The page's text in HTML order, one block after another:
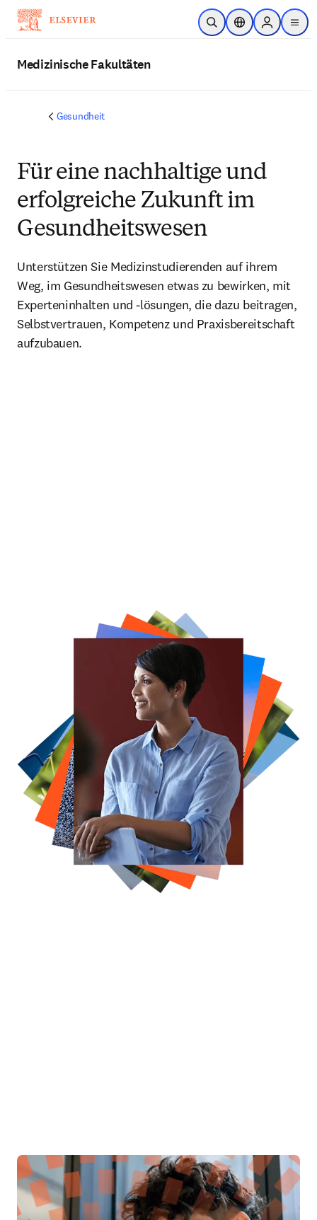
Zum Hauptinhalt wechseln
Suche öffnenStandortauswahl
Sign in to
menu
Medizinische Fakultäten
Gesundheit
Für eine nachhaltige und
erfolgreiche Zukunft im
Gesundheitswesen
Unterstützen Sie Medizinstudierenden auf ihrem
Weg, im Gesundheitswesen etwas zu bewirken, mit
Experteninhalten und -lösungen, die dazu beitragen,
Selbstvertrauen, Kompetenz und Praxisbereitschaft
aufzubauen.